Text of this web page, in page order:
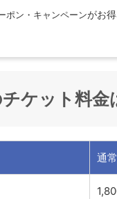
ポン・キャンペーンがお
ケット料金
通